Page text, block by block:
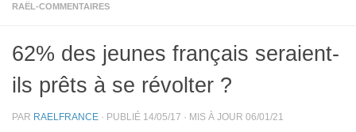
RAËL-COMMENTAIRES
62% des jeunes français seraient-
ils prêts à se révolter ?
PAR RAELFRANCE · PUBLIÉ 14/05/17 · MIS À JOUR 06/01/21